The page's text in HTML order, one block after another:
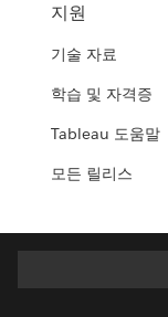
지원
기술 자료
학습 및 자격증
Tableau 도움말
모든 릴리스